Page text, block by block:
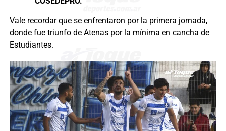
Vale recordar que se enfrentaron por la primera jornada,
donde fue triunfo de Atenas por la mínima en cancha de
Estudiantes.